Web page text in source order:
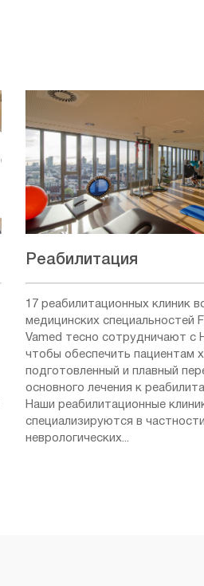
Реабилитация
17 реабилитационных клиник
медицинских специальностей
Vamed тесно сотрудничают с
чтобы обеспечить пациентам
подготовленный и плавный
основного лечения к
Наши реабилитационные
специализируются в
неврологических...